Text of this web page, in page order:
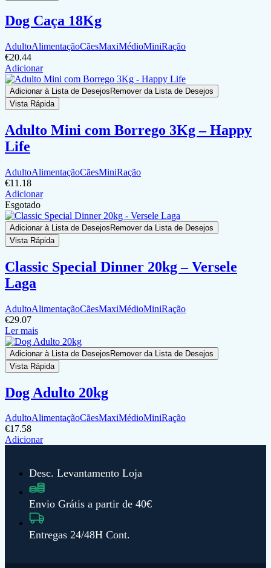
Dog Caça 18Kg
AdultoAlimentaçãoCãesMaxiMédioMiniRação
€20.44
Adicionar
Adicionar à Lista de Desejos Remover da Lista de Desejos
Vista Rápida
Adulto Mini com Borrego 3Kg – Happy
Life
AdultoAlimentaçãoCãesMiniRação
€11.18
Adicionar
Esgotado
Adicionar à Lista de Desejos Remover da Lista de Desejos
Vista Rápida
Classic Special Dinner 20kg – Versele
Laga
AdultoAlimentaçãoCãesMaxiMédioMiniRação
€29.07
Ler mais
Adicionar à Lista de DesejosRemover da Lista de Desejos
Vista Rápida
Dog Adulto 20kg
AdultoAlimentaçãoCãesMaxiMédioMiniRação
€17.58
Adicionar
Desc. Levantamento Loja
Envio Grátis a partir de 40€
Entregas 24/48H Cont.